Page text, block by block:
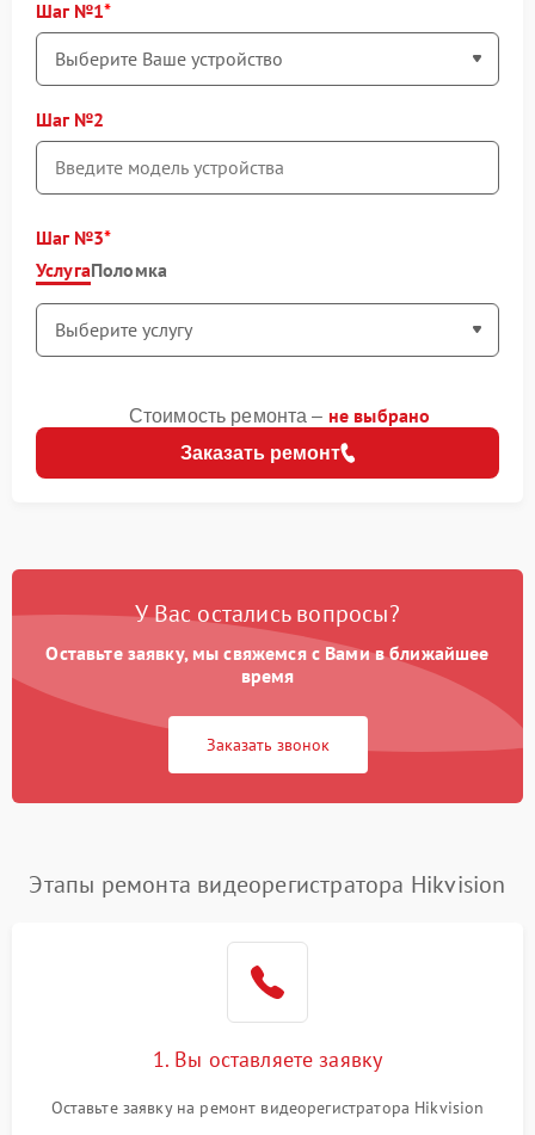
Шаг №1
Шаг №2
Шаг №3
УслугаПоломка
Заказать ремонт
Стоимость ремонта – не выбрано
У Вас остались вопросы?
Оставьте заявку, мы свяжемся с Вами в ближайшее
время
Заказать звонок
Этапы ремонта видеорегистратора Hikvision
1. Вы оставляете заявку
Оставьте заявку на ремонт видеорегистратора Hikvision